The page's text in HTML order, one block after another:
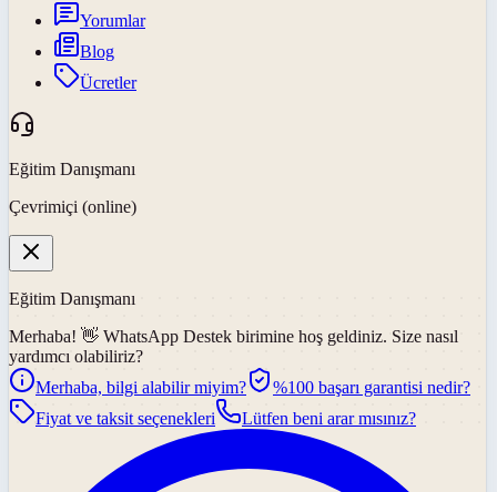
Yorumlar
Blog
Ücretler
Eğitim Danışmanı
Çevrimiçi (online)
Eğitim Danışmanı
Merhaba! 👋 WhatsApp Destek birimine hoş geldiniz. Size nasıl
yardımcı olabiliriz?
Merhaba, bilgi alabilir miyim?
%100 başarı garantisi nedir?
Fiyat ve taksit seçenekleri
Lütfen beni arar mısınız?